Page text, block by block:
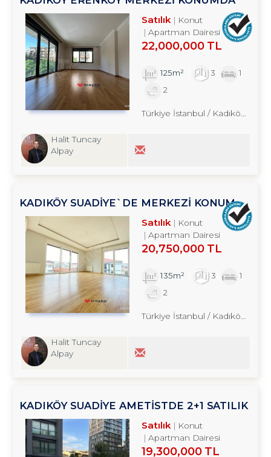
GENİŞ 3+1 BALKONLU SATILIK DAİRE
TROYKADAN
Satılık
Konut
Apartman Dairesi
22,000,000 TL
125m² 3
1
2
Halit Tuncay
Alpay
KADIKÖY SUADİYE`DE MERKEZİ KONUM
EBEVEYN BANYOLU 3+1 SATILIK DAİRE
Satılık
Konut
Apartman Dairesi
20,750,000 TL
135m² 3
1
2
Halit Tuncay
Alpay
KADIKÖY SUADİYE AMETİSTDE 2+1 SATILIK
REZİDANS TROYKADANSatılık
Konut
Apartman Dairesi
19,300,000 TL